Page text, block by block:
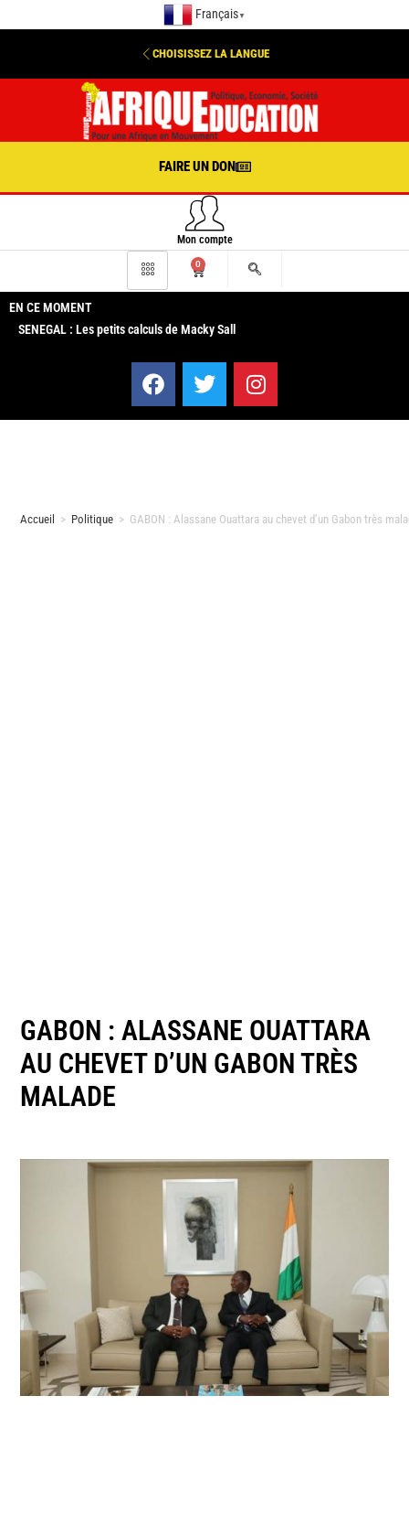
Français ▼
CHOISISSEZ LA LANGUE
FAIRE UN DON
Mon compte
0
EN CE MOMENT
SENEGAL : Les petits calculs de Macky Sall
Accueil > Politique > GABON : Alassane Ouattara au chevet d’un Gabon très
GABON : ALASSANE OUATTARA
AU CHEVET D’UN GABON TRÈS
MALADE